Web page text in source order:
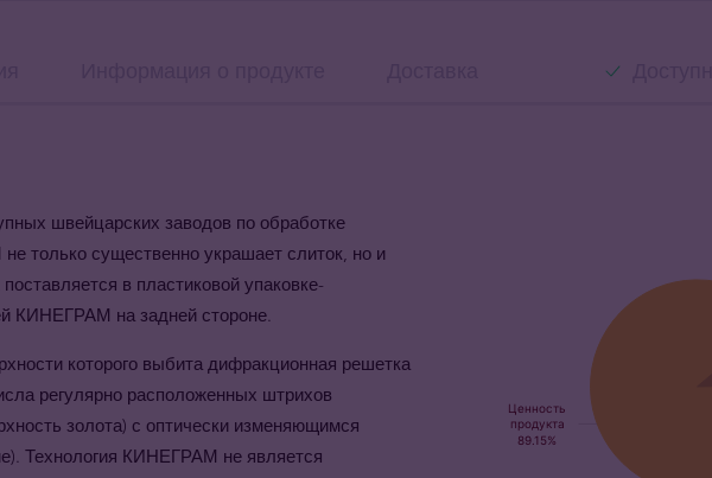
швейцарских заводов по обработке
только существенно украшает слиток, но и
в пластиковой упаковке-
КИНЕГРАМ на задней стороне.
которого выбита дифракционная решетка
регулярно расположенных штрихов
золота) с оптически изменяющимся
Технология КИНЕГРАМ не является